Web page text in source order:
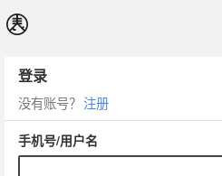
登录
没有账号？ 注册
手机号/用户名